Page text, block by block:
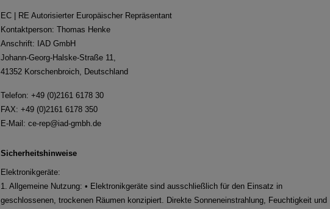
EC | RE Autorisierter Europäischer Repräsentant
Kontaktperson: Thomas Henke
Anschrift: IAD GmbH
Johann-Georg-Halske-Straße 11,
41352 Korschenbroich, Deutschland
Telefon: +49 (0)2161 6178 30
FAX: +49 (0)2161 6178 350
E-Mail: ce-rep@iad-gmbh.de
Sicherheitshinweise
Elektronikgeräte:
1. Allgemeine Nutzung: • Elektronikgeräte sind ausschließlich für den Einsatz in
geschlossenen, trockenen Räumen konzipiert. Direkte Sonneneinstrahlung, Feuchtigkeit und